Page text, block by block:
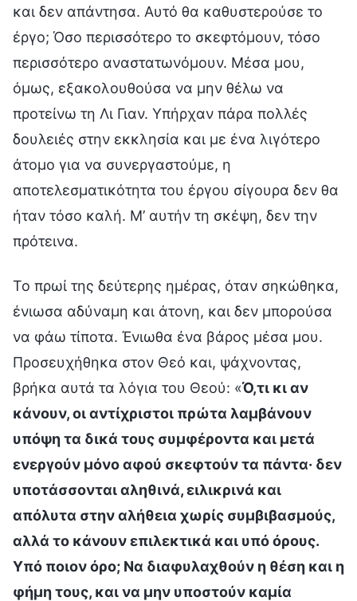
και δεν απάντησα. Αυτό θα καθυστερούσε το
έργο; Όσο περισσότερο το σκεφτόμουν, τόσο
περισσότερο αναστατωνόμουν. Μέσα μου,
όμως, εξακολουθούσα να μην θέλω να
προτείνω τη Λι Γιαν. Υπήρχαν πάρα πολλές
δουλειές στην εκκλησία και με ένα λιγότερο
άτομο για να συνεργαστούμε, η
αποτελεσματικότητα του έργου σίγουρα δεν θα
ήταν τόσο καλή. Μ’ αυτήν τη σκέψη, δεν την
πρότεινα.
Το πρωί της δεύτερης ημέρας, όταν σηκώθηκα,
ένιωσα αδύναμη και άτονη, και δεν μπορούσα
να φάω τίποτα. Ένιωθα ένα βάρος μέσα μου.
Προσευχήθηκα στον Θεό και, ψάχνοντας,
βρήκα αυτά τα λόγια του Θεού: «Ό,τι κι αν
κάνουν, οι αντίχριστοι πρώτα λαμβάνουν
υπόψη τα δικά τους συμφέροντα και μετά
ενεργούν μόνο αφού σκεφτούν τα πάντα· δεν
υποτάσσονται αληθινά, ειλικρινά και
απόλυτα στην αλήθεια χωρίς συμβιβασμούς,
αλλά το κάνουν επιλεκτικά και υπό όρους.
Υπό ποιον όρο; Να διαφυλαχθούν η θέση και η
φήμη τους, και να μην υποστούν καμία